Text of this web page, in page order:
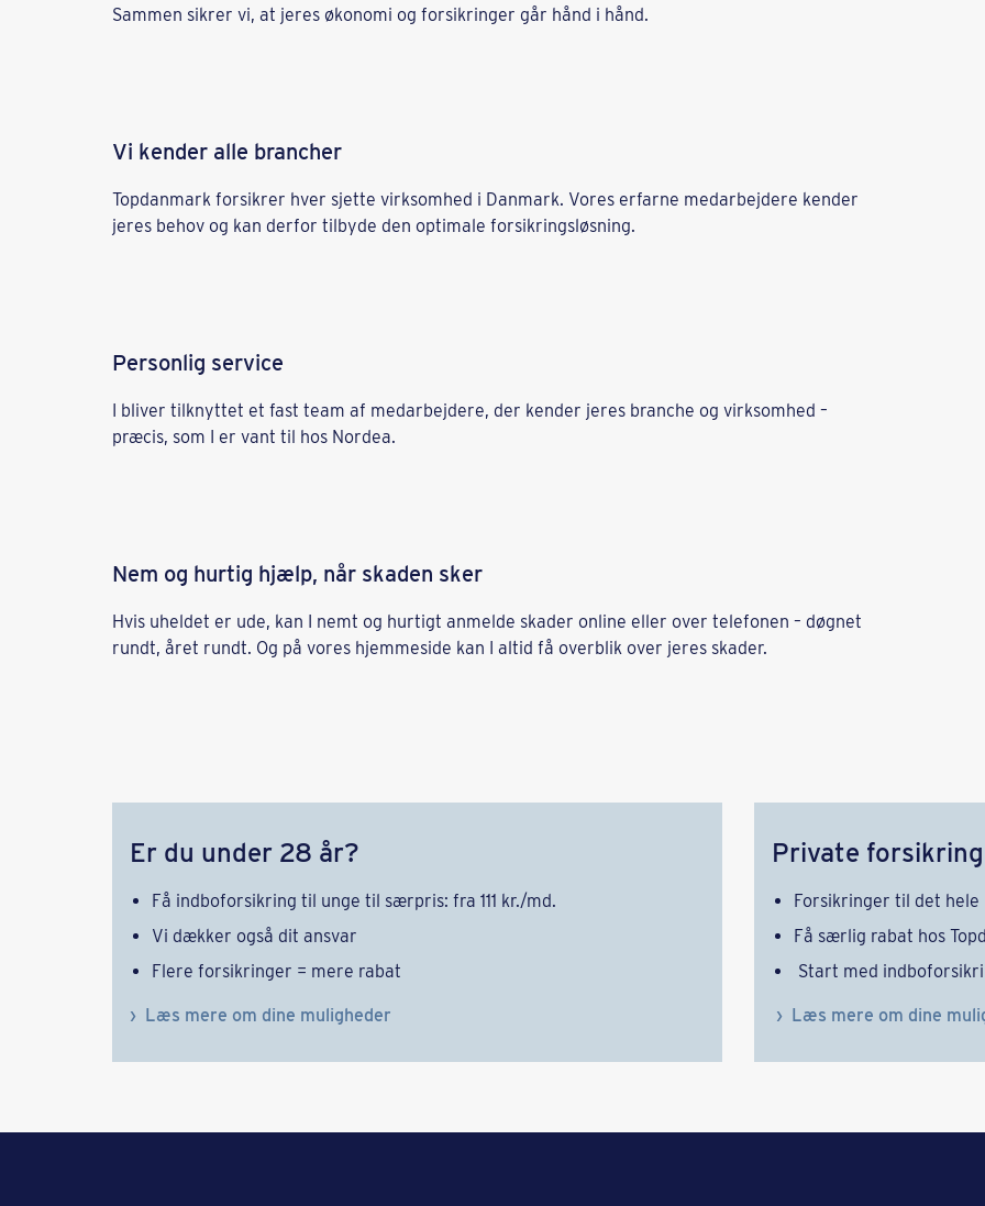
Sammen sikrer vi, at jeres økonomi og forsikringer går hånd i hånd.
Vi kender alle brancher
Topdanmark forsikrer hver sjette virksomhed i Danmark. Vores erfarne medarbejdere kender
jeres behov og kan derfor tilbyde den optimale forsikringsløsning.
Personlig service
I bliver tilknyttet et fast team af medarbejdere, der kender jeres branche og virksomhed –
præcis, som I er vant til hos Nordea.
Nem og hurtig hjælp, når skaden sker
Hvis uheldet er ude, kan I nemt og hurtigt anmelde skader online eller over telefonen – døgnet
rundt, året rundt. Og på vores hjemmeside kan I altid få overblik over jeres skader.
Er du under 28 år?
Få indboforsikring til unge til særpris: fra 111 kr./md.
Vi dækker også dit ansvar
Flere forsikringer = mere rabat
Læs mere om dine muligheder
Private
Forsikringer til det hele
Få særlig rabat hos
Start med
Læs mere om dine